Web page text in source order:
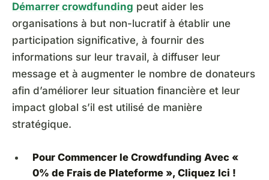
Démarrer crowdfunding peut aider les
organisations à but non-lucratif à établir une
participation significative, à fournir des
informations sur leur travail, à diffuser leur
message et à augmenter le nombre de donateurs
afin d’améliorer leur situation financière et leur
impact global s’il est utilisé de manière
stratégique.
Pour Commencer le Crowdfunding Avec «
0% de Frais de Plateforme », Cliquez Ici !